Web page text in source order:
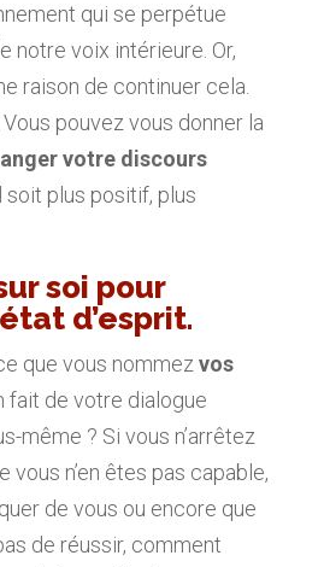
qui se perpétue
notre voix intérieure. Or,
raison de continuer cela.
pouvez vous donner la
votre discours
soit plus positif, plus
soi pour
d’esprit.
que vous nommezvos
fait de votre dialogue
même ? Si vous n’arrêtez
vous n’en êtes pas capable,
de vous ou encore que
de réussir, comment